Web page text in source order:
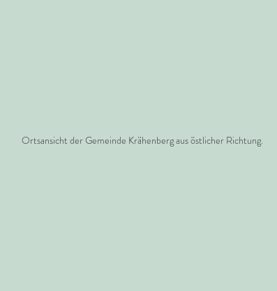
Ortsansicht der Gemeinde Krähenberg aus östlicher Richtung.